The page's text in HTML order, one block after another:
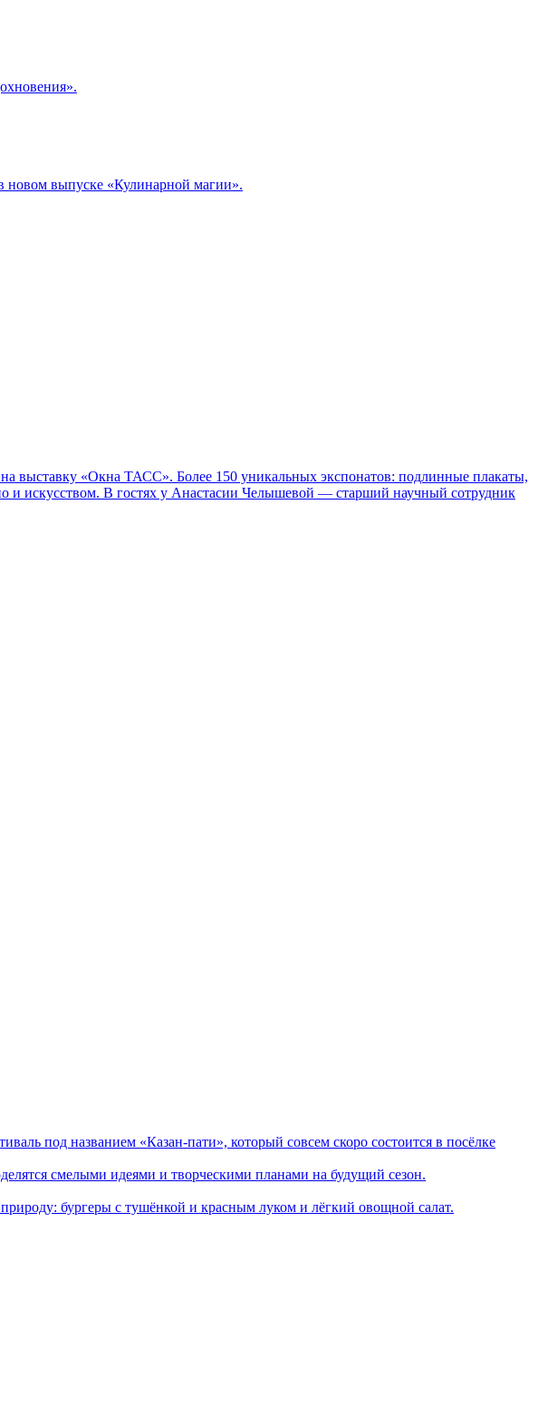
новом выпуске «Кулинарной магии».
выставку «Окна ТАСС». Более 150 уникальных экспонатов: подлинные плакаты,
и искусством. В гостях у Анастасии Челышевой — старший научный сотрудник
под названием «Казан-пати», который совсем скоро состоится в посёлке
смелыми идеями и творческими планами на будущий сезон.
бургеры с тушёнкой и красным луком и лёгкий овощной салат.